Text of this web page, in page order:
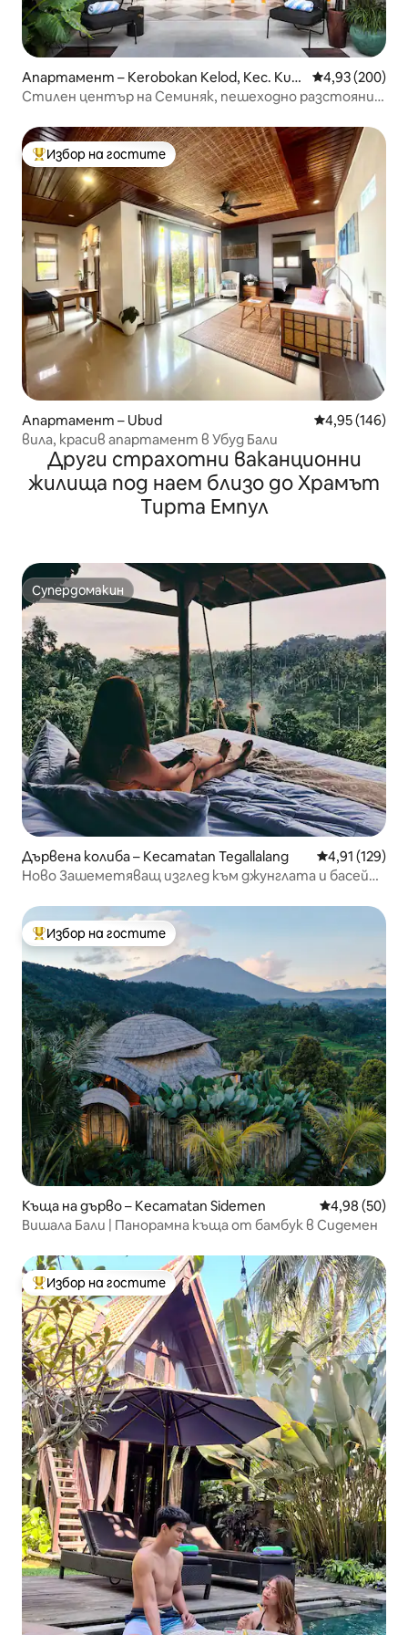
Апартамент – Kerobokan Kelod, Kec. Kuta
Utara, Kabupaten Badung
Средна
4,93 (200)
Стилен център на Семиняк, пешеходно разстояние
Най-популярен избор на гостите
Избор на гостите
Апартамент – Ubud Средна
4,95 (146)
вила, красив апартамент в Убуд Бали
Други страхотни ваканционни
жилища под наем близо до Храмът
Тирта Емпул
Супердомакин
Супердомакин
Дървена колиба – Kecamatan Tegallalang Средна
4,91 (129)
Ново Зашеметяващ изглед към джунглата и басейн
Най-популярен избор на гостите
Избор на гостите
Къща на дърво – Kecamatan Sidemen Средна
4,98 (50)
Вишала Бали | Панорамна къща от бамбук в Сидемен
Най-популярен избор на гостите
Избор на гостите